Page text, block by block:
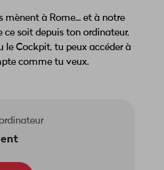
mènent à Rome... et à notre
ce soit depuis ton ordinateur,
le Cockpit, tu peux accéder à
comme tu veux.